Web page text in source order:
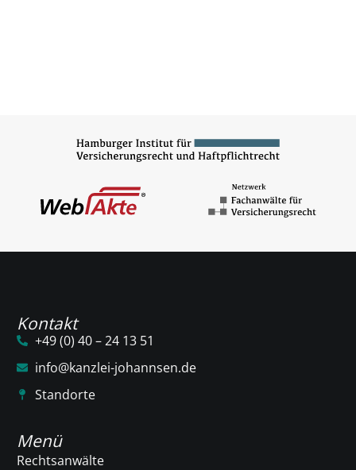
Kontakt
+49 (0) 40 – 24 13 51
info@kanzlei-johannsen.de
Standorte
Menü
Rechtsanwälte